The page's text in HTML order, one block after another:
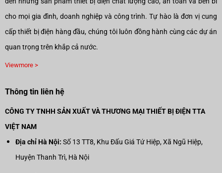
cho mọi gia đình, doanh nghiệp và công trình. Tự hào là đơn vị cung
cấp thiết bị điện hàng đầu, chúng tôi luôn đồng hành cùng các dự án
quan trọng trên khắp cả nước.
Viewmore >
Thông tin liên hệ
CÔNG TY TNHH SẢN XUẤT VÀ THƯƠNG MẠI THIẾT BỊ ĐIỆN TTA
VIỆT NAM
Địa chỉ Hà Nội: Số 13 TT8, Khu Đấu Giá Tứ Hiệp, Xã Ngũ Hiệp,
Huyện Thanh Trì, Hà Nội